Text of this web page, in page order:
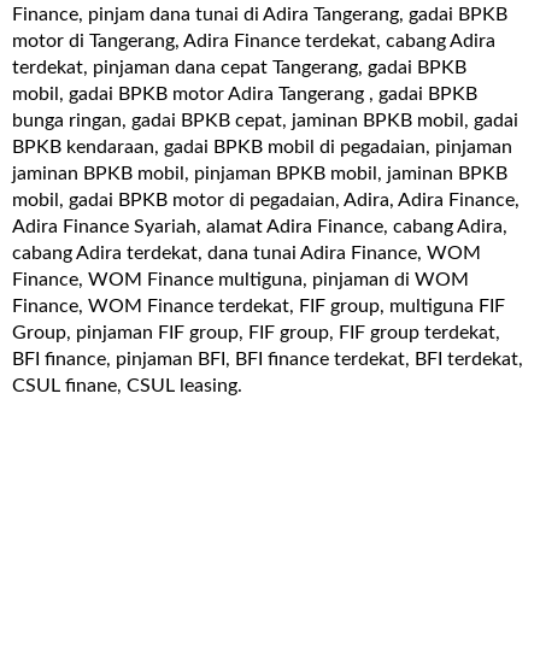
Finance, pinjam dana tunai di Adira Tangerang, gadai BPKB
motor di Tangerang, Adira Finance terdekat, cabang Adira
terdekat, pinjaman dana cepat Tangerang, gadai BPKB
mobil, gadai BPKB motor Adira Tangerang , gadai BPKB
bunga ringan, gadai BPKB cepat, jaminan BPKB mobil, gadai
BPKB kendaraan, gadai BPKB mobil di pegadaian, pinjaman
jaminan BPKB mobil, pinjaman BPKB mobil, jaminan BPKB
mobil, gadai BPKB motor di pegadaian, Adira, Adira Finance,
Adira Finance Syariah, alamat Adira Finance, cabang Adira,
cabang Adira terdekat, dana tunai Adira Finance, WOM
Finance, WOM Finance multiguna, pinjaman di WOM
Finance, WOM Finance terdekat, FIF group, multiguna FIF
Group, pinjaman FIF group, FIF group, FIF group terdekat,
BFI finance, pinjaman BFI, BFI finance terdekat, BFI terdekat,
CSUL finane, CSUL leasing.